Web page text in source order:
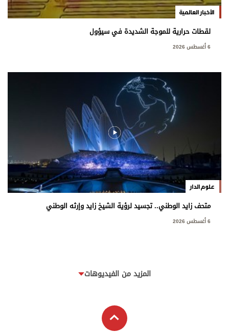
الأخبار العالمية
لقطات حرارية للموجة الشديدة في سيؤول
6 أغسطس 2026
علوم الدار
متحف زايد الوطني.. تجسيد لرؤية الشيخ زايد وإرثه الوطني
6 أغسطس 2026
المزيد من الفيديوهات